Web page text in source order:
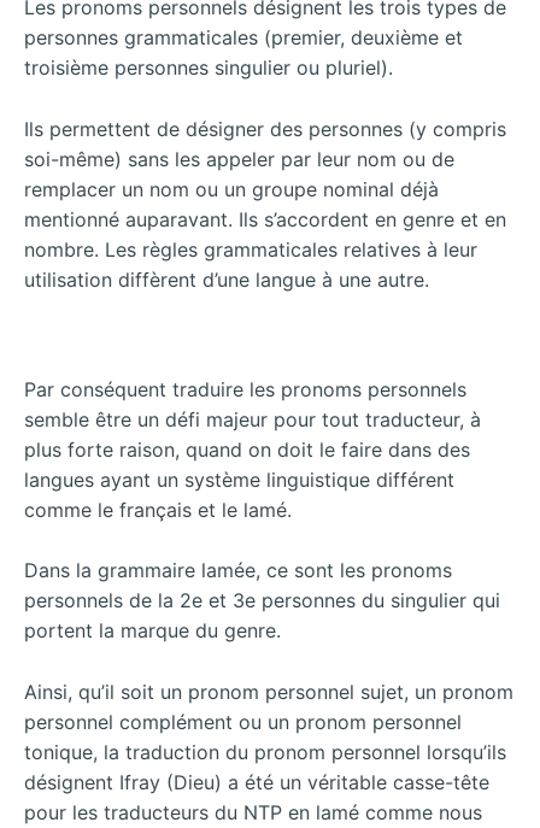
Les pronoms personnels désignent les trois types de
personnes grammaticales (premier, deuxième et
troisième personnes singulier ou pluriel).
Ils permettent de désigner des personnes (y compris
soi-même) sans les appeler par leur nom ou de
remplacer un nom ou un groupe nominal déjà
mentionné auparavant. Ils s’accordent en genre et en
nombre. Les règles grammaticales relatives à leur
utilisation diffèrent d’une langue à une autre.
Par conséquent traduire les pronoms personnels
semble être un défi majeur pour tout traducteur, à
plus forte raison, quand on doit le faire dans des
langues ayant un système linguistique différent
comme le français et le lamé.
Dans la grammaire lamée, ce sont les pronoms
personnels de la 2e et 3e personnes du singulier qui
portent la marque du genre.
Ainsi, qu’il soit un pronom personnel sujet, un pronom
personnel complément ou un pronom personnel
tonique, la traduction du pronom personnel lorsqu’ils
désignent Ifray (Dieu) a été un véritable casse-tête
pour les traducteurs du NTP en lamé comme nous